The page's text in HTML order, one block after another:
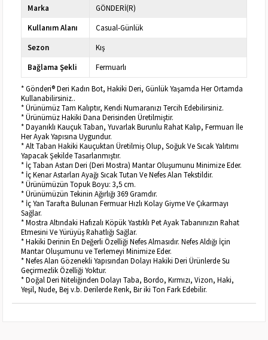
Marka
GÖNDERİ(R)
Kullanım Alanı
Casual-Günlük
Sezon
Kış
Bağlama Şekli
Fermuarlı
* Gönderi® Deri Kadın Bot, Hakiki Deri, Günlük Yaşamda Her Ortamda
Kullanabilirsiniz..
* Ürünümüz Tam Kalıptır, Kendi Numaranızı Tercih Edebilirsiniz.
* Ürünümüz Hakiki Dana Derisinden Üretilmiştir.
* Dayanıklı Kauçuk Taban, Yuvarlak Burunlu Rahat Kalıp, Fermuarı İle
Her Ayak Yapısına Uygundur.
* Alt Taban Hakiki Kauçuktan Üretilmiş Olup, Soğuk Ve Sıcak Yalıtımı
Yapacak Şekilde Tasarlanmıştır.
* İç Taban Astarı Deri (Deri Mostra) Mantar Oluşumunu Minimize Eder.
* İç Kenar Astarları Ayağı Sıcak Tutan Ve Nefes Alan Tekstildir.
* Ürünümüzün Topuk Boyu: 3,5 cm.
* Ürünümüzün Tekinin Ağırlığı 369 Gramdır.
* İç Yan Tarafta Bulunan Fermuar Hızlı Kolay Giyme Ve Çıkarmayı
Sağlar.
* Mostra Altındaki Hafızalı Köpük Yastıklı Pet Ayak Tabanınızın Rahat
Etmesini Ve Yürüyüş Rahatlığı Sağlar.
* Hakiki Derinin En Değerli Özelliği Nefes Almasıdır. Nefes Aldığı İçin
Mantar Oluşumunu ve Terlemeyi Minimize Eder.
* Nefes Alan Gözenekli Yapısından Dolayı Hakiki Deri Ürünlerde Su
Geçirmezlik Özelliği Yoktur.
* Doğal Deri Niteliğinden Dolayı Taba, Bordo, Kırmızı, Vizon, Haki,
Yeşil, Nude, Bej v.b. Derilerde Renk, Bir iki Ton Fark Edebilir.